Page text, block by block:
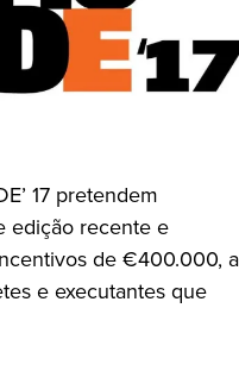
17 pretendem
edição recente e
de €400.000, a
e executantes que